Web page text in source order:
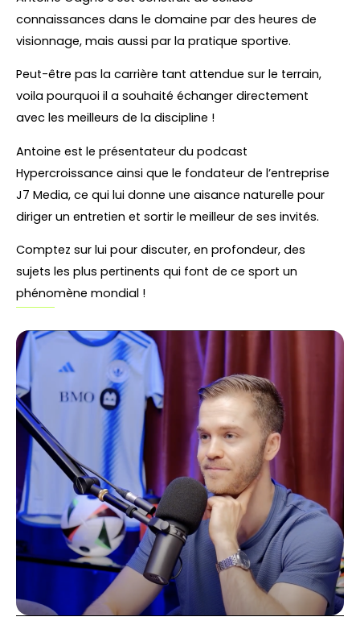
connaissances dans le domaine par des heures de
visionnage, mais aussi par la pratique sportive.
Peut-être pas la carrière tant attendue sur le terrain,
voila pourquoi il a souhaité échanger directement
avec les meilleurs de la discipline !
Antoine est le présentateur du podcast
Hypercroissance ainsi que le fondateur de l’entreprise
J7 Media, ce qui lui donne une aisance naturelle pour
diriger un entretien et sortir le meilleur de ses invités.
Comptez sur lui pour discuter, en profondeur, des
sujets les plus pertinents qui font de ce sport un
phénomène mondial !